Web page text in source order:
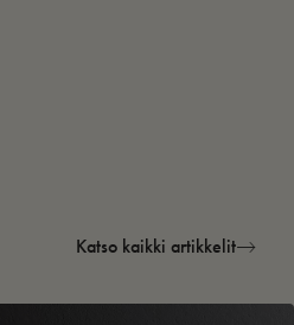
Katso kaikki artikkelit